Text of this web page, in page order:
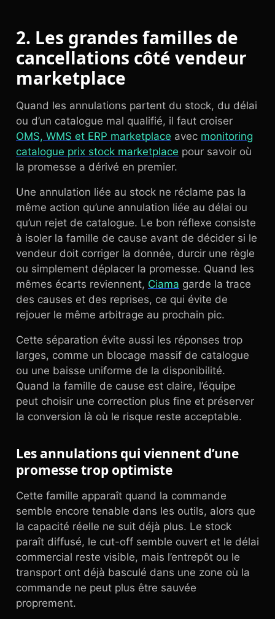
2. Les grandes familles de
cancellations côté vendeur
marketplace
Quand les annulations partent du stock, du délai
ou d’un catalogue mal qualifié, il faut croiser
OMS, WMS et ERP marketplace avec monitoring
catalogue prix stock marketplace pour savoir où
la promesse a dérivé en premier.
Une annulation liée au stock ne réclame pas la
même action qu’une annulation liée au délai ou
qu’un rejet de catalogue. Le bon réflexe consiste
à isoler la famille de cause avant de décider si le
vendeur doit corriger la donnée, durcir une règle
ou simplement déplacer la promesse. Quand les
mêmes écarts reviennent, Ciama garde la trace
des causes et des reprises, ce qui évite de
rejouer le même arbitrage au prochain pic.
Cette séparation évite aussi les réponses trop
larges, comme un blocage massif de catalogue
ou une baisse uniforme de la disponibilité.
Quand la famille de cause est claire, l’équipe
peut choisir une correction plus fine et préserver
la conversion là où le risque reste acceptable.
Les annulations qui viennent d’une
promesse trop optimiste
Cette famille apparaît quand la commande
semble encore tenable dans les outils, alors que
la capacité réelle ne suit déjà plus. Le stock
paraît diffusé, le cut-off semble ouvert et le délai
commercial reste visible, mais l’entrepôt ou le
transport ont déjà basculé dans une zone où la
commande ne peut plus être sauvée
proprement.